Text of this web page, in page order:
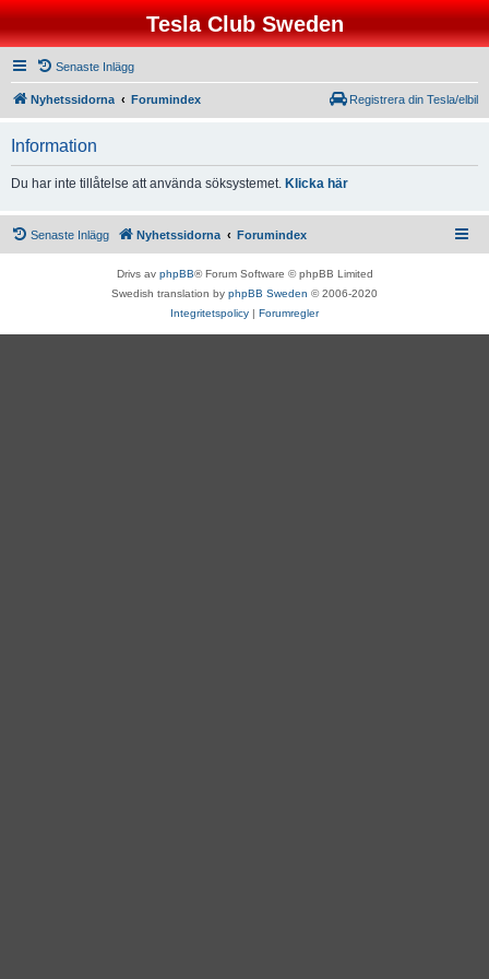
Tesla Club Sweden
Senaste Inlägg
Nyhetssidorna Forumindex Registrera din Tesla/elbil
Information
Du har inte tillåtelse att använda söksystemet. Klicka här
Senaste Inlägg Nyhetssidorna Forumindex
Drivs av phpBB® Forum Software © phpBB Limited
Swedish translation by phpBB Sweden © 2006-2020
Integritetspolicy | Forumregler